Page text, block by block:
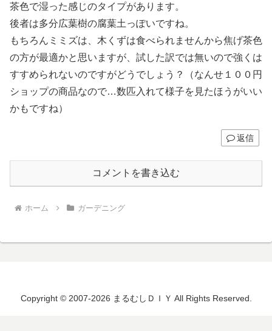
茶色で湿った感じのタイプがあります。
後者は多分広葉樹の腐葉土っぽいですね。
もちろんミミズは、木くずは食べられませんから焦げ茶色
の方が最適かと思いますが、試した訳では無いので強くは
すすめられないのですがどうでしょう？（なんせ１００円
ショップの商品なので…数匹入れて様子を見たほうがいい
かもですね）
返信
コメントを書き込む
ホーム ガーデニング
Copyright © 2007-2026 まるむしＤＩＹ All Rights Reserved.